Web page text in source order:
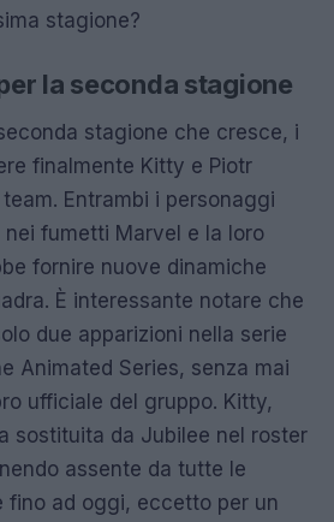
stagione?
la seconda stagione
stagione che cresce, i
finalmente Kitty e Piotr
Entrambi i personaggi
fumetti Marvel e la loro
fornire nuove dinamiche
È interessante notare che
due apparizioni nella serie
Animated Series, senza mai
ufficiale del gruppo. Kitty,
sostituita da Jubilee nel roster
assente da tutte le
fino ad oggi, eccetto per un